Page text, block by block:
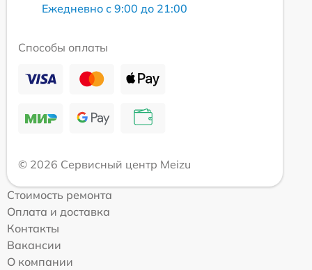
Ежедневно с 9:00 до 21:00
Способы оплаты
© 2026 Сервисный центр Meizu
Стоимость ремонта
Оплата и доставка
Контакты
Вакансии
О компании